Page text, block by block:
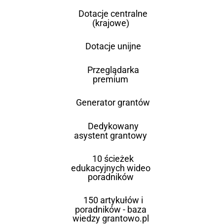
Dotacje centralne
(krajowe)
Dotacje unijne
Przeglądarka
premium
Generator grantów
Dedykowany
asystent grantowy
10 ścieżek
edukacyjnych wideo
poradników
150 artykułów i
poradników - baza
wiedzy grantowo.pl